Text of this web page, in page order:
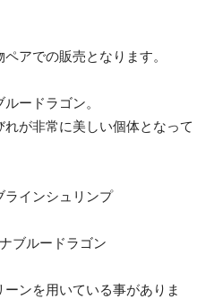
アでの販売となります。
ードラゴン。
が非常に美しい個体となって
インシュリンプ
ブルードラゴン
ンを用いている事がありま